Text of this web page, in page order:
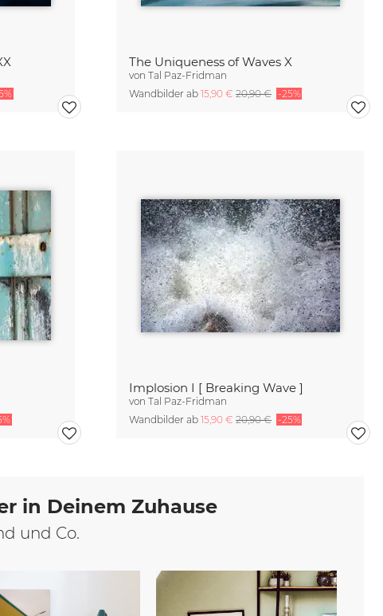
The Uniqueness of Waves X
vonTal Paz-Fridman
Wandbilder ab15,90 €20,90 € -25%
Implosion I [ Breaking Wave ]
vonTal Paz-Fridman
Wandbilder ab15,90 €20,90 € -25%
in Deinem Zuhause
und Co.